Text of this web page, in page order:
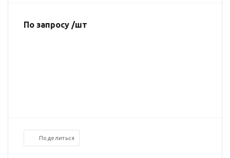
По запросу /шт
Поделиться